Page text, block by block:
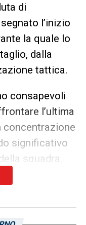
di
l’inizio
la quale lo
dalla
tattica.
consapevoli
l’ultima
concentrazione
significativo
squadra.